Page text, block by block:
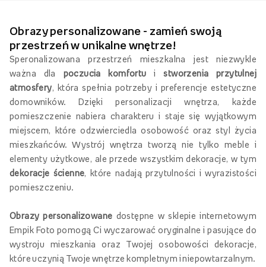
Obrazy personalizowane - zamień swoją
przestrzeń w unikalne wnętrze!
Speronalizowana przestrzeń mieszkalna jest niezwykle
ważna dla poczucia komfortu istworzenia przytulnej
atmosfery , która spełnia potrzeby i preferencje estetyczne
domowników. Dzięki personalizacji wnętrza, każde
pomieszczenie nabiera charakteru i staje się wyjątkowym
miejscem, które odzwierciedla osobowość oraz styl życia
mieszkańców. Wystrój wnętrza tworzą nie tylko meble i
elementy użytkowe, ale przede wszystkim dekoracje, w tym
dekoracje ścienne , które nadają przytulności i wyrazistości
pomieszczeniu.
Obrazy personalizowane dostępne w sklepie internetowym
Empik Foto pomogą Ci wyczarować oryginalne i pasujące do
wystroju mieszkania oraz Twojej osobowości dekoracje,
które uczynią Twoje wnętrze kompletnym i niepowtarzalnym.